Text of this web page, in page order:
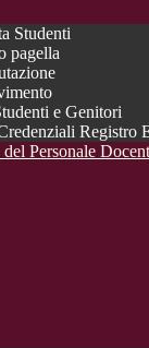
Studenti
pagella
e Genitori
Registro
Personale